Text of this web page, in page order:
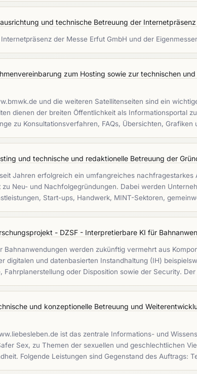
und technische Betreuung der
der Messe Erfut GmbH und der
zum Hosting sowie zur technischen
und die weiteren Satellitenseiten sind ein
dienen der breiten Öffentlichkeit als Informationsportal
zu Konsultationsverfahren, FAQs, Übersichten,
und technische und redaktionelle Betreuung der
Jahren erfolgreich ein umfangreiches
zu Neu- und Nachfolgegründungen. Dabei werden
Start-ups, Handwerk, MINT-Sektoren,
- DZSF - Interpretierbare KI für
Bahnanwendungen werden zukünftig vermehrt aus
digitalen und datenbasierten Instandhaltung (IH)
Fahrplanerstellung oder Disposition sowie der Security.
und konzeptionelle Betreuung und
ist das zentrale Informations- und
Sex, zu Themen der sexuellen und geschlechtlichen
Folgende Leistungen sind Gegenstand des Auftrags: